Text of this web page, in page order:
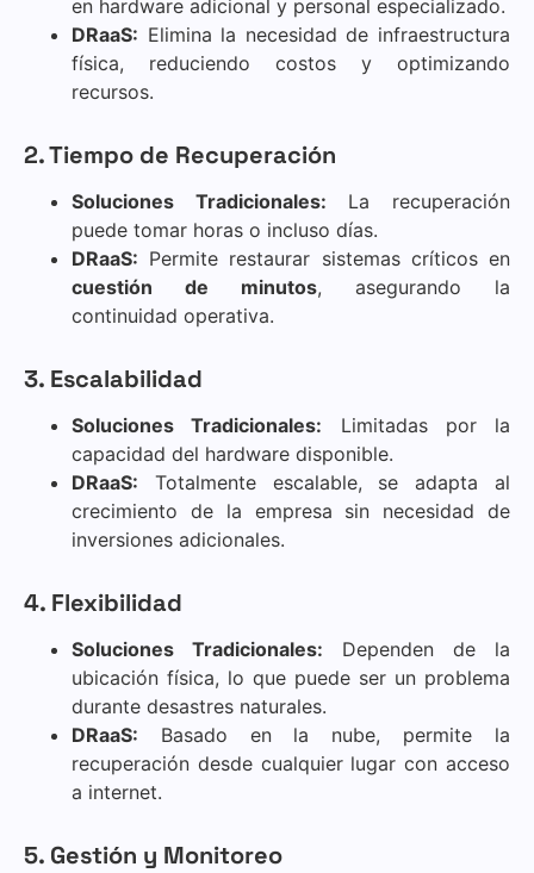
en hardware adicional y personal especializado.
DRaaS: Elimina la necesidad de infraestructura
física, reduciendo costos y optimizando
recursos.
2. Tiempo de Recuperación
Soluciones Tradicionales: La recuperación
puede tomar horas o incluso días.
DRaaS: Permite restaurar sistemas críticos en
cuestión de minutos, asegurando la
continuidad operativa.
3. Escalabilidad
Soluciones Tradicionales: Limitadas por la
capacidad del hardware disponible.
DRaaS: Totalmente escalable, se adapta al
crecimiento de la empresa sin necesidad de
inversiones adicionales.
4. Flexibilidad
Soluciones Tradicionales: Dependen de la
ubicación física, lo que puede ser un problema
durante desastres naturales.
DRaaS: Basado en la nube, permite la
recuperación desde cualquier lugar con acceso
a internet.
5. Gestión y Monitoreo